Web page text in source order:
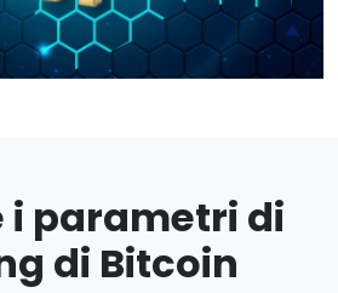
i parametri di
di Bitcoin